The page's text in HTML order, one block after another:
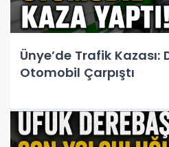
Ünye’de Trafik Kazası:
Otomobil Çarpıştı